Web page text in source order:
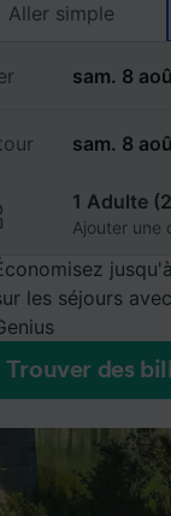
Aller simple
1 Adulte
Ajouter une
les séjours avec
Trouver des